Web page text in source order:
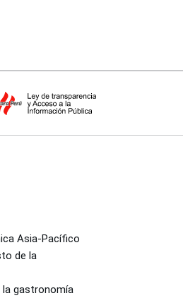
Asia-Pacífico
de la
la gastronomía